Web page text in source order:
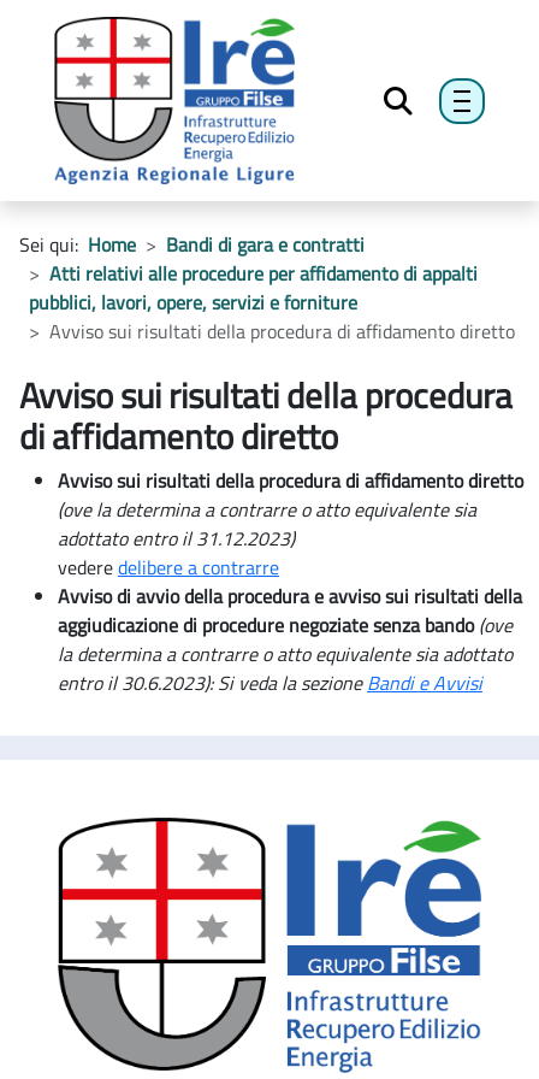
menu
Sei qui: Home
Bandi di gara e contratti
Atti relativi alle procedure per affidamento di appalti
pubblici, lavori, opere, servizi e forniture
Avviso sui risultati della procedura di affidamento diretto
Avviso sui risultati della procedura
di affidamento diretto
Avviso sui risultati della procedura di affidamento diretto
(ove la determina a contrarre o atto equivalente sia
adottato entro il 31.12.2023)
vederedelibere a contrarre
Avviso di avvio della procedura e avviso sui risultati della
aggiudicazione di procedure negoziate senza bando(ove
la determina a contrarre o atto equivalente sia adottato
entro il 30.6.2023): Si veda la sezioneBandi e Avvisi